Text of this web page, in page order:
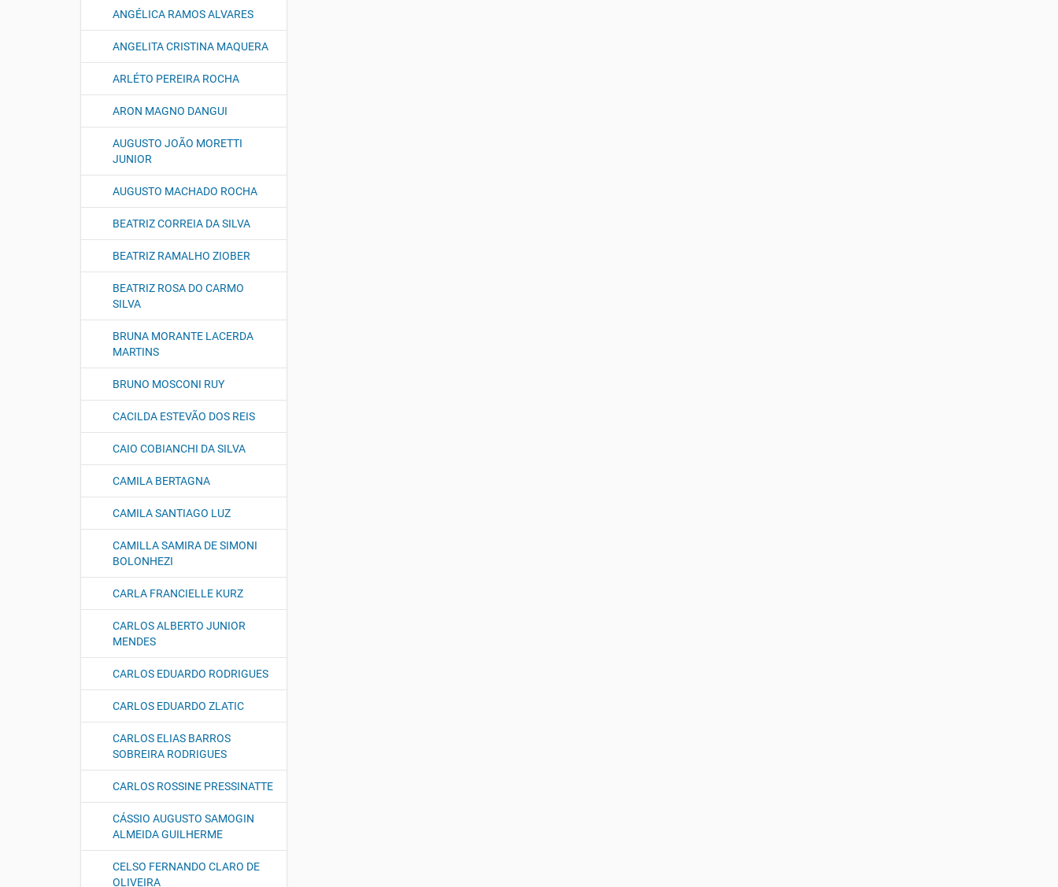
ANGÉLICA RAMOS ALVARES
ANGELITA CRISTINA MAQUERA
ARLÉTO PEREIRA ROCHA
ARON MAGNO DANGUI
AUGUSTO JOÃO MORETTI
JUNIOR
AUGUSTO MACHADO ROCHA
BEATRIZ CORREIA DA SILVA
BEATRIZ RAMALHO ZIOBER
BEATRIZ ROSA DO CARMO
SILVA
BRUNA MORANTE LACERDA
MARTINS
BRUNO MOSCONI RUY
CACILDA ESTEVÃO DOS REIS
CAIO COBIANCHI DA SILVA
CAMILA BERTAGNA
CAMILA SANTIAGO LUZ
CAMILLA SAMIRA DE SIMONI
BOLONHEZI
CARLA FRANCIELLE KURZ
CARLOS ALBERTO JUNIOR
MENDES
CARLOS EDUARDO RODRIGUES
CARLOS EDUARDO ZLATIC
CARLOS ELIAS BARROS
SOBREIRA RODRIGUES
CARLOS ROSSINE PRESSINATTE
CÁSSIO AUGUSTO SAMOGIN
ALMEIDA GUILHERME
CELSO FERNANDO CLARO DE
OLIVEIRA